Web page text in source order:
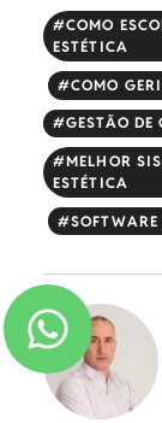
COMO
ESTÉTICA
COMO
GESTÃO
MELHOR
ESTÉTICA